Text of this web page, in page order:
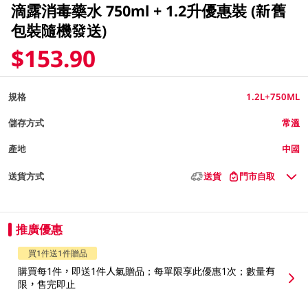
滴露消毒藥水 750ml + 1.2升優惠裝 (新舊
包裝隨機發送)
$153.90
規格 1.2L+750ML
儲存方式 常溫
產地 中國
送貨方式 送貨 門市自取
推廣優惠
買1件送1件贈品
購買每1件，即送1件人氣贈品；每單限享此優惠1次；數量有
限，售完即止